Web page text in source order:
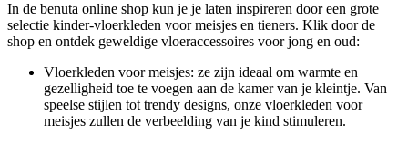
In de benuta online shop kun je je laten inspireren door een grote
selectie kinder-vloerkleden voor meisjes en tieners. Klik door de
shop en ontdek geweldige vloeraccessoires voor jong en oud:
Vloerkleden voor meisjes: ze zijn ideaal om warmte en
gezelligheid toe te voegen aan de kamer van je kleintje. Van
speelse stijlen tot trendy designs, onze vloerkleden voor
meisjes zullen de verbeelding van je kind stimuleren.